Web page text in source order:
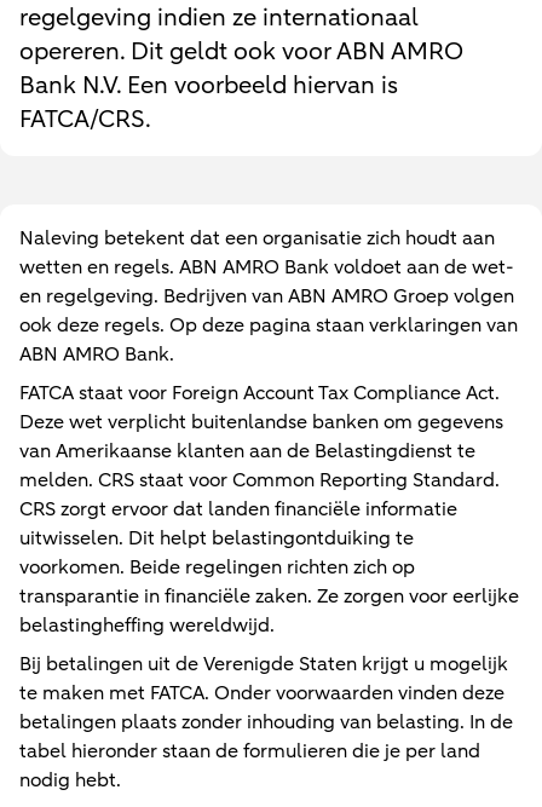
regelgeving indien ze internationaal
opereren. Dit geldt ook voor ABN AMRO
Bank N.V. Een voorbeeld hiervan is
FATCA/CRS.
Naleving betekent dat een organisatie zich houdt aan
wetten en regels. ABN AMRO Bank voldoet aan de wet-
en regelgeving. Bedrijven van ABN AMRO Groep volgen
ook deze regels. Op deze pagina staan verklaringen van
ABN AMRO Bank.
FATCA staat voor Foreign Account Tax Compliance Act.
Deze wet verplicht buitenlandse banken om gegevens
van Amerikaanse klanten aan de Belastingdienst te
melden. CRS staat voor Common Reporting Standard.
CRS zorgt ervoor dat landen financiële informatie
uitwisselen. Dit helpt belastingontduiking te
voorkomen. Beide regelingen richten zich op
transparantie in financiële zaken. Ze zorgen voor eerlijke
belastingheffing wereldwijd.
Bij betalingen uit de Verenigde Staten krijgt u mogelijk
te maken met FATCA. Onder voorwaarden vinden deze
betalingen plaats zonder inhouding van belasting. In de
tabel hieronder staan de formulieren die je per land
nodig hebt.